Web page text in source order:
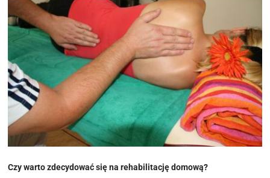
Czy warto zdecydować się na rehabilitację domową?